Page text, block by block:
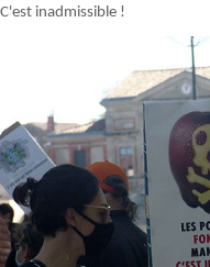
C'est inadmissible !